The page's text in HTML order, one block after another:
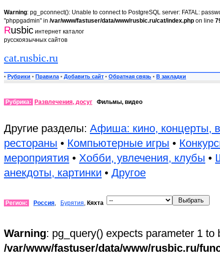
Warning: pg_pconnect(): Unable to connect to PostgreSQL server: FATAL:
"phppgadmin" in /var/www/fastuser/data/www/rusbic.ru/cat/index.php on line
Rusbic интернет каталог
русскоязычных сайтов
cat.rusbic.ru
• Рубрики • Правила • Добавить сайт • Обратная связь • В закладки
Рубрика: Развлечения, досуг Фильмы, видео
Другие разделы: Афиша: кино, концерты,
рестораны • Компьютерные игры •
мероприятия • Хобби, увлечения, клубы •
анекдоты, картинки • Другое
Регион: Россия, Бурятия, Кяхта
Warning: pg_query() expects parameter 1
/var/www/fastuser/data/www/rusbic.ru/